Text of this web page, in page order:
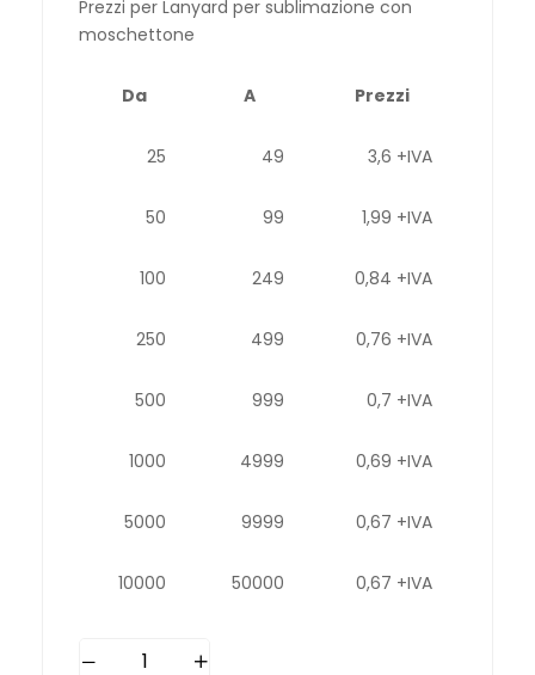
Prezzi per Lanyard per sublimazione con
moschettone
Da A Prezzi
25 49 3,6 +IVA
50 99 1,99 +IVA
100 249 0,84 +IVA
250 499 0,76 +IVA
500 999 0,7 +IVA
1000 4999 0,69 +IVA
5000 9999 0,67 +IVA
10000 50000 0,67 +IVA